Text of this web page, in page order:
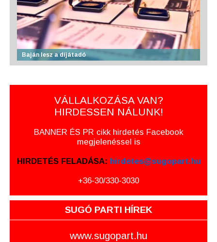
Baján lesz a díjátadó
VÁLLALKOZÁSA VAN?
HIRDESSEN NÁLUNK!
BANNER ÉS PR cikk hirdetés Facebook
megjelenéssel is
HIRDETÉS FELADÁSA: hirdetes@sugopart.hu
+36-30/330-3030
SUGÓ PARTI HÍREK
www.sugopart.hu